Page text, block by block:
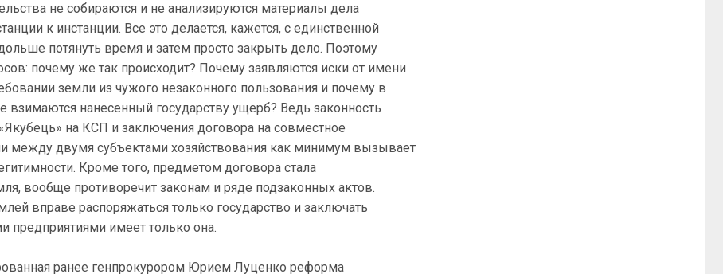
не собираются и не анализируются материалы дела
к инстанции. Все это делается, кажется, с единственной
потянуть время и затем просто закрыть дело. Поэтому
почему же так происходит? Почему заявляются иски от имени
земли из чужого незаконного пользования и почему в
взимаются нанесенный государству ущерб? Ведь законность
на КСП и заключения договора на совместное
между двумя субъектами хозяйствования как минимум вызывает
Кроме того, предметом договора стала
вообще противоречит законам и ряде подзаконных актов.
вправе распоряжаться только государство и заключать
предприятиями имеет только она.
ранее генпрокурором Юрием Луценко реформа